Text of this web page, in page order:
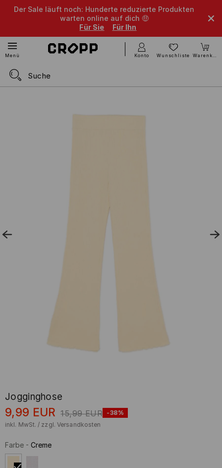
Der Sale läuft noch: Hunderte reduzierte Produkten
warten online auf dich 🤑
Für Sie
Für Ihn
Menü Konto Wunschliste Warenkorb
Jogginghose
9,99 EUR 15,99 EUR -38%
inkl. MwSt. / zzgl. Versandkosten
Farbe - Creme